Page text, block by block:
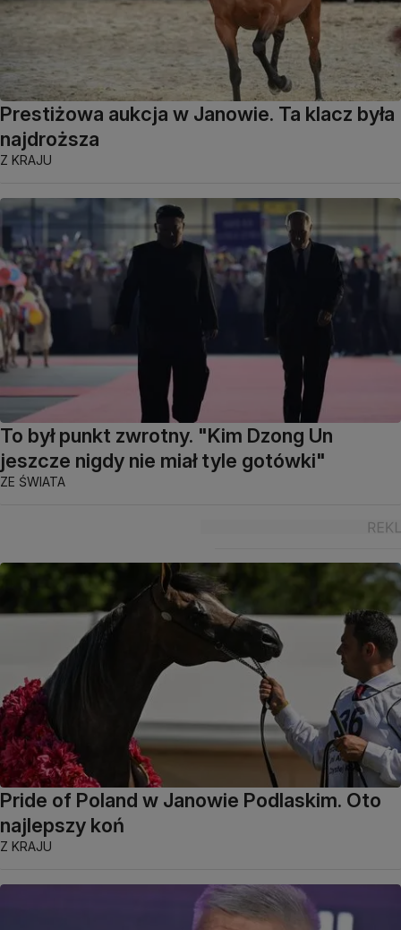
Prestiżowa aukcja w Janowie. Ta klacz była
najdroższa
Z KRAJU
To był punkt zwrotny. "Kim Dzong Un
jeszcze nigdy nie miał tyle gotówki"
ZE ŚWIATA
Pride of Poland w Janowie Podlaskim. Oto
najlepszy koń
Z KRAJU